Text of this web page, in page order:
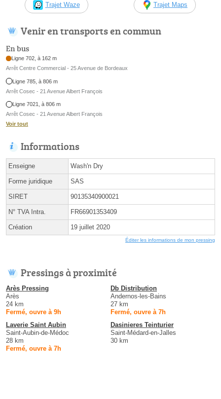
Trajet Waze Trajet Maps
Venir en transports en commun
En bus
Ligne 702, à 162 m
Arrêt Centre Commercial - 25 Avenue de Bordeaux
Ligne 785, à 806 m
Arrêt Cosec - 21 Avenue Albert François
Ligne 7021, à 806 m
Arrêt Cosec - 21 Avenue Albert François
Voir tout
Informations
Enseigne Wash'n Dry
Forme juridique SAS
SIRET 90135340900021
N° TVA Intra. FR66901353409
Création 19 juillet 2020
Éditer les informations de mon pressing
Pressings à proximité
Arès Pressing
Arès
24 km
Fermé, ouvre à 9h
Db Distribution
Andernos-les-Bains
27 km
Fermé, ouvre à 7h
Laverie Saint Aubin
Saint-Aubin-de-Médoc
28 km
Fermé, ouvre à 7h
Dasinieres Teinturier
Saint-Médard-en-Jalles
30 km